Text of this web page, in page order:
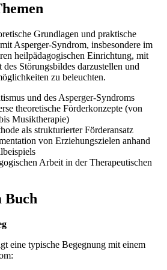
Grundlagen und praktische
Asperger-Syndrom, insbesondere im
heilpädagogischen Einrichtung, mit
Störungsbildes darzustellen und
zu beleuchten.
und des Asperger-Syndroms
theoretische Förderkonzepte (von
Musiktherapie)
als strukturierter Förderansatz
von Erziehungszielen anhand
Arbeit in der Therapeutischen
Buch
eine typische Begegnung mit einem